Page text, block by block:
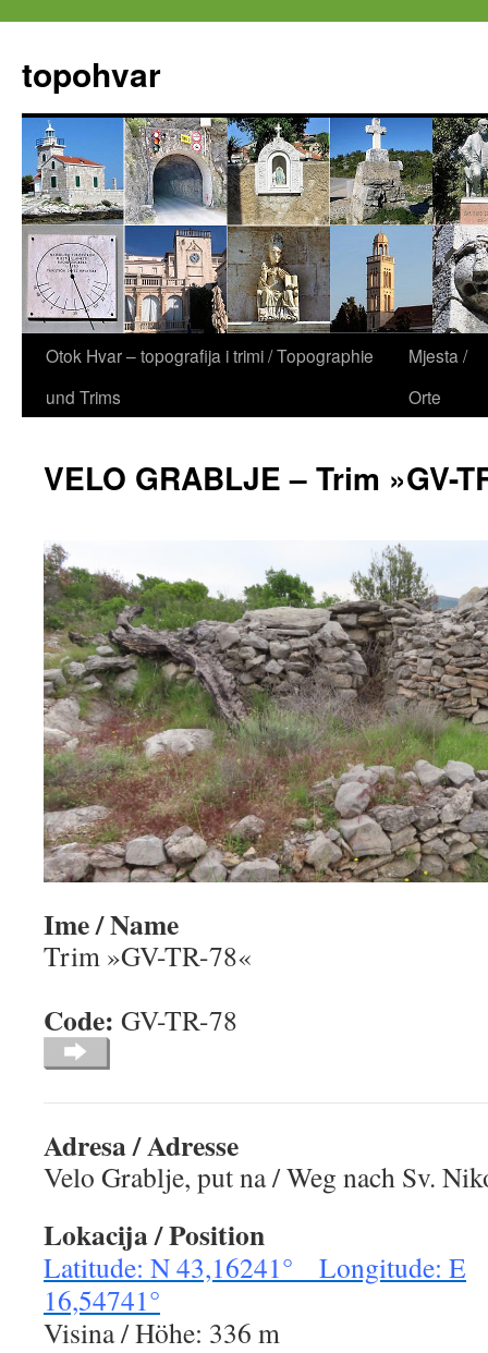
springen
topohvar
Otok Hvar – topografija i trimi / Topographie
und Trims
Mjesta /
Orte
VELO GRABLJE – Trim »GV-
Ime / Name
Trim »GV-TR-78«
Code: GV-TR-
Adresa / Adresse
Velo Grablje, put na / Weg nach Sv.
Lokacija / Position
Latitude: N 43,16241° Longitude: E
16,54741°
Visina / Höhe: 336 m